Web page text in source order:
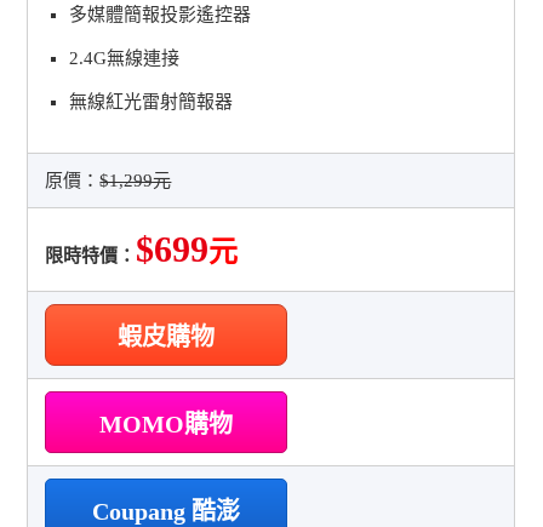
多媒體簡報投影遙控器
2.4G無線連接
無線紅光雷射簡報器
原價：$1,299元
限時特價： $699元
蝦皮購物
MOMO購物
Coupang 酷澎